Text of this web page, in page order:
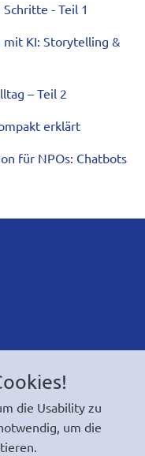
- Teil 1
KI: Storytelling &
– Teil 2
erklärt
für NPOs: Chatbots
die Usability zu
um die